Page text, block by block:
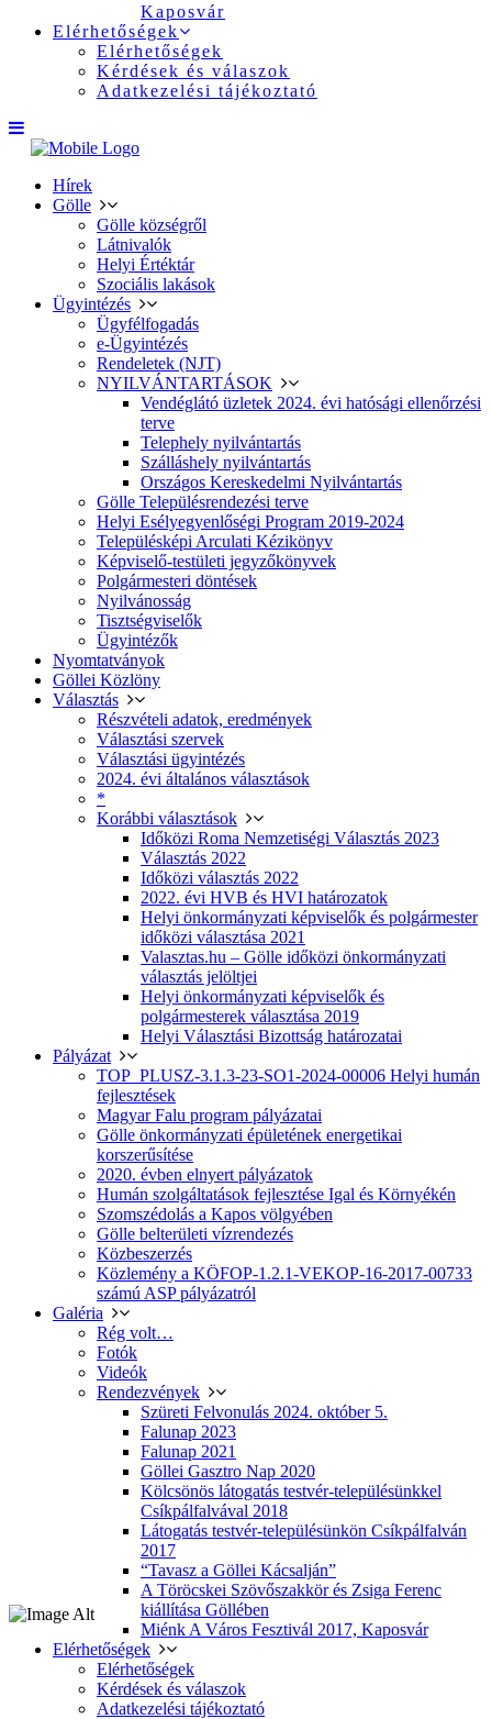
Kaposvár
Elérhetőségek
Elérhetőségek
Kérdések és válaszok
Adatkezelési tájékoztató
Hírek
Gölle
Gölle községről
Látnivalók
Helyi Értéktár
Szociális lakások
Ügyintézés
Ügyfélfogadás
e-Ügyintézés
Rendeletek (NJT)
NYILVÁNTARTÁSOK
Vendéglátó üzletek 2024. évi hatósági ellenőrzési
terve
Telephely nyilvántartás
Szálláshely nyilvántartás
Országos Kereskedelmi Nyilvántartás
Gölle Településrendezési terve
Helyi Esélyegyenlőségi Program 2019-2024
Településképi Arculati Kézikönyv
Képviselő-testületi jegyzőkönyvek
Polgármesteri döntések
Nyilvánosság
Tisztségviselők
Ügyintézők
Nyomtatványok
Göllei Közlöny
Választás
Részvételi adatok, eredmények
Választási szervek
Választási ügyintézés
2024. évi általános választások
*
Korábbi választások
Időközi Roma Nemzetiségi Választás 2023
Választás 2022
Időközi választás 2022
2022. évi HVB és HVI határozatok
Helyi önkormányzati képviselők és polgármester
időközi választása 2021
Valasztas.hu – Gölle időközi önkormányzati
választás jelöltjei
Helyi önkormányzati képviselők és
polgármesterek választása 2019
Helyi Választási Bizottság határozatai
Pályázat
TOP_PLUSZ-3.1.3-23-SO1-2024-00006 Helyi humán
fejlesztések
Magyar Falu program pályázatai
Gölle önkormányzati épületének energetikai
korszerűsítése
2020. évben elnyert pályázatok
Humán szolgáltatások fejlesztése Igal és Környékén
Szomszédolás a Kapos völgyében
Gölle belterületi vízrendezés
Közbeszerzés
Közlemény a KÖFOP-1.2.1-VEKOP-16-2017-00733
számú ASP pályázatról
Galéria
Rég volt…
Fotók
Videók
Rendezvények
Szüreti Felvonulás 2024. október 5.
Falunap 2023
Falunap 2021
Göllei Gasztro Nap 2020
Kölcsönös látogatás testvér-településünkkel
Csíkpálfalvával 2018
Látogatás testvér-településünkön Csíkpálfalván
2017
“Tavasz a Göllei Kácsalján”
A Töröcskei Szövőszakkör és Zsiga Ferenc
kiállítása Göllében
Miénk A Város Fesztivál 2017, Kaposvár
Elérhetőségek
Elérhetőségek
Kérdések és válaszok
Adatkezelési tájékoztató